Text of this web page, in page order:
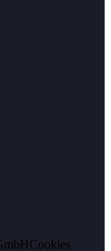
Cookies